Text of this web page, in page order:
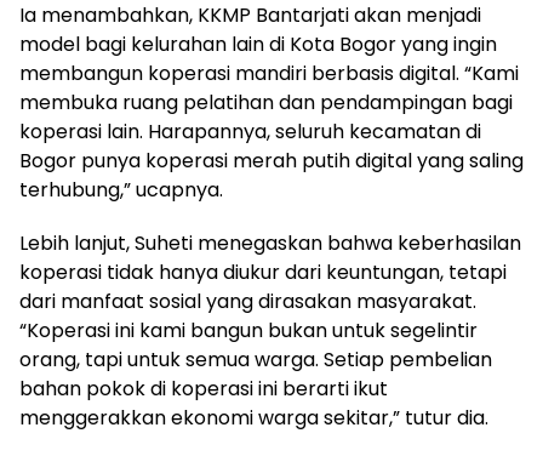
Ia menambahkan, KKMP Bantarjati akan menjadi
model bagi kelurahan lain di Kota Bogor yang ingin
membangun koperasi mandiri berbasis digital. “Kami
membuka ruang pelatihan dan pendampingan bagi
koperasi lain. Harapannya, seluruh kecamatan di
Bogor punya koperasi merah putih digital yang saling
terhubung,” ucapnya.
Lebih lanjut, Suheti menegaskan bahwa keberhasilan
koperasi tidak hanya diukur dari keuntungan, tetapi
dari manfaat sosial yang dirasakan masyarakat.
“Koperasi ini kami bangun bukan untuk segelintir
orang, tapi untuk semua warga. Setiap pembelian
bahan pokok di koperasi ini berarti ikut
menggerakkan ekonomi warga sekitar,” tutur dia.